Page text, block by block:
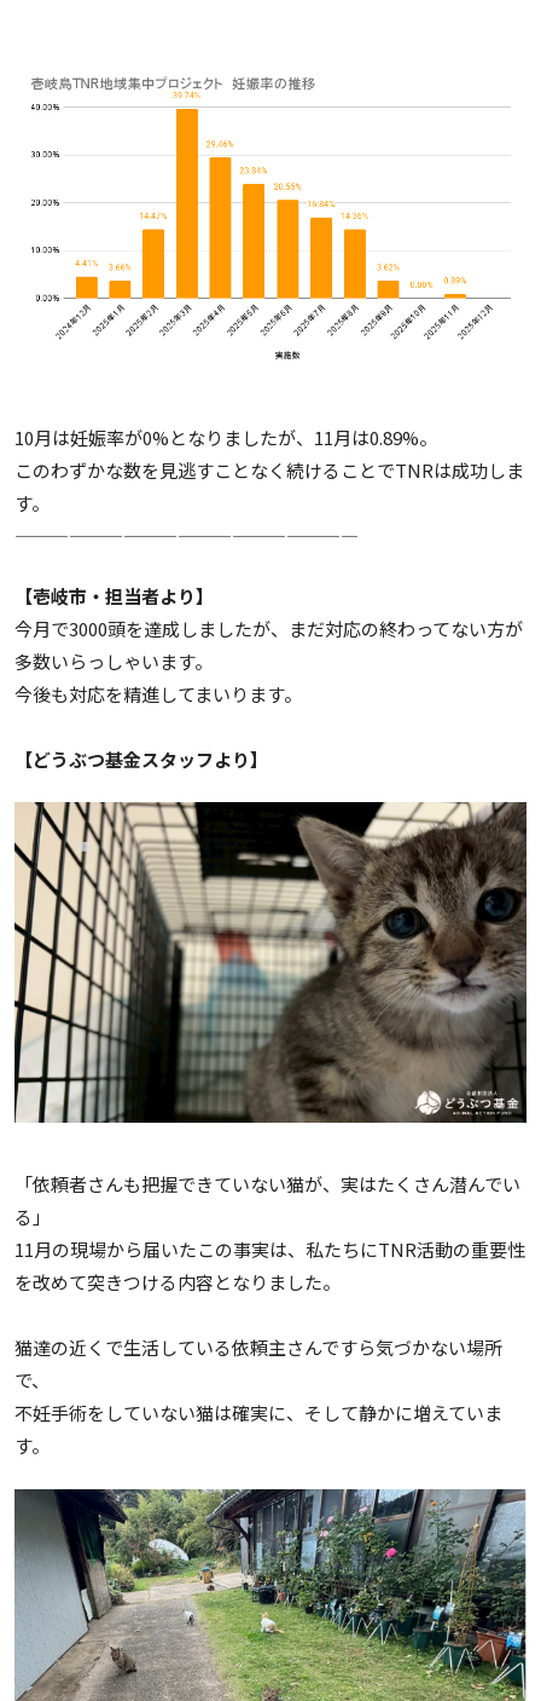
10月は妊娠率が0%となりましたが、11月は0.89%。
このわずかな数を見逃すことなく続けることでTNRは成功しま
す。
———————————————————
【壱岐市・担当者より】
今月で3000頭を達成しましたが、まだ対応の終わってない方が
多数いらっしゃいます。
今後も対応を精進してまいります。
【どうぶつ基金スタッフより】
「依頼者さんも把握できていない猫が、実はたくさん潜んでい
る」
11月の現場から届いたこの事実は、私たちにTNR活動の重要性
を改めて突きつける内容となりました。
猫達の近くで生活している依頼主さんですら気づかない場所
で、
不妊手術をしていない猫は確実に、そして静かに増えていま
す。